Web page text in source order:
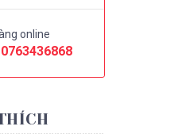
online
0763436868